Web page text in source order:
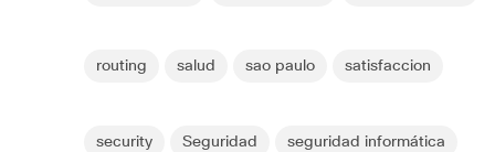
routing salud sao paulo satisfaccion
security Seguridad seguridad informática